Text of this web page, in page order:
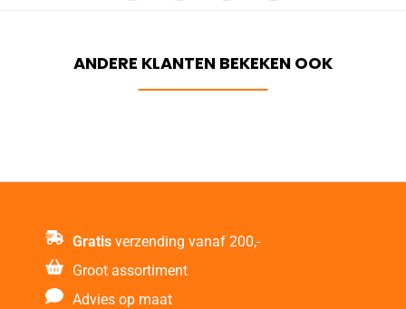
Gratis verzending vanaf 200,-
Groot assortiment
Advies op maat